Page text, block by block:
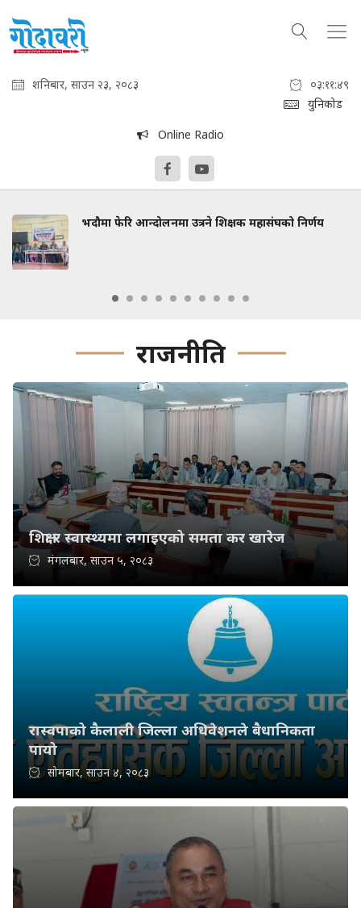
शनिबार, साउन २३, २०८३
०३:११:५१
युनिकोड
Online Radio
शिक्षक महासंघको निर्णय
कांग्रेस संस्थापन इतरको
राजनीति
शिक्षा र स्वास्थ्यमा लगाइएको समता कर खारेज
मंगलबार, साउन ५, २०८३
रास्वपाको कैलाली जिल्ला अधिवेशनले बैधानिकता
पायो
सोमबार, साउन ४, २०८३